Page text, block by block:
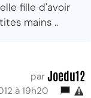
fille d'avoir
mains ..
par Joedu12
à 19h20